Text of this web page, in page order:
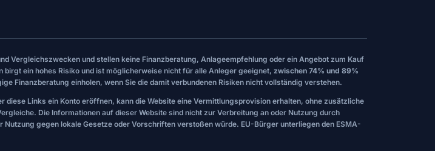
Vergleichszwecken und stellen keine Finanzberatung, Anlageempfehlung oder ein Angebot zum Kauf
ein hohes Risiko und ist möglicherweise nicht für alle Anleger geeignet, zwischen 74% und 89%
Finanzberatung einholen, wenn Sie die damit verbundenen Risiken nicht vollständig verstehen.
Links ein Konto eröffnen, kann die Website eine Vermittlungsprovision erhalten, ohne zusätzliche
Die Informationen auf dieser Website sind nicht zur Verbreitung an oder Nutzung durch
gegen lokale Gesetze oder Vorschriften verstoßen würde. EU-Bürger unterliegen den ESMA-